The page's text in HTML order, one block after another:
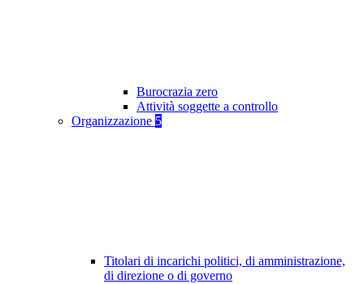
Burocrazia zero
Attività soggette a controllo
Organizzazione 5
Titolari di incarichi politici, di amministrazione,
di direzione o di governo